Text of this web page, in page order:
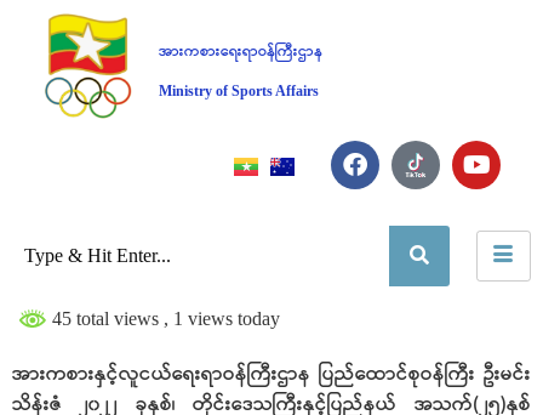
အားကစားရေးရာဝန်ကြီးဌာန
Ministry of Sports Affairs
45 total views , 1 views today
အားကစားနှင့်လူငယ်ရေးရာဝန်ကြီးဌာန ပြည်ထောင်စုဝန်ကြီး ဦးမင်း
သိန်းဇံ ၂၀၂၂ ခုနှစ်၊ တိုင်းဒေသကြီးနှင့်ပြည်နယ် အသက်(၂၅)နှစ်